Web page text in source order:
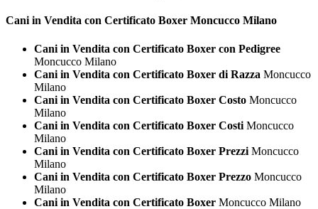
Cani in Vendita con Certificato Boxer Moncucco Milano
Cani in Vendita con Certificato Boxer con Pedigree
Moncucco Milano
Cani in Vendita con Certificato Boxer di Razza Moncucco
Milano
Cani in Vendita con Certificato Boxer Costo Moncucco
Milano
Cani in Vendita con Certificato Boxer Costi Moncucco
Milano
Cani in Vendita con Certificato Boxer Prezzi Moncucco
Milano
Cani in Vendita con Certificato Boxer Prezzo Moncucco
Milano
Cani in Vendita con Certificato Boxer Moncucco Milano